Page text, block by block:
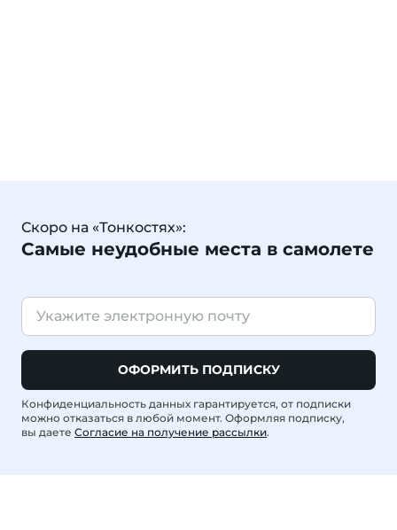
Скоро на «Тонкостях»:
Самые неудобные места в самолете
ОФОРМИТЬ ПОДПИСКУ
Конфиденциальность данных гарантируется, от подписки
можно отказаться в любой момент. Оформляя подписку,
вы даете Согласие на получение рассылки.